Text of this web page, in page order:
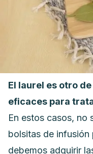
El laurel es otro
eficaces para
En estos casos, no
bolsitas de infusión
debemos adquirir